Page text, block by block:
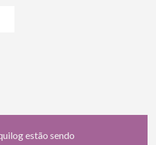
estão sendo